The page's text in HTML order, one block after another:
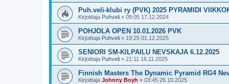
Puh.veli-klubi ry (PVK) 2025 PYRAMIDI
Kirjoittaja Puhveli » 09:05 17.12.2024
POHJOLA OPEN 10.01.2026 PVK
Kirjoittaja Puhveli » 19:25 01.12.2025
SENIORI SM-KILPAILU NEVSKAJA 6.12.2025
Kirjoittaja Puhveli » 21:11 16.11.2025
Finnish Masters The Dynamic Pyramid RG4
Kirjoittaja Johnny Boyh » 03:45 26.10.2025